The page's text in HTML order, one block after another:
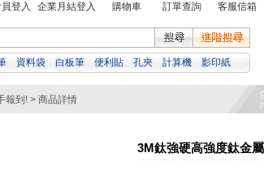
登入 企業月結登入 購物車 訂單查詢 客服信箱
資料袋 白板筆 便利貼 孔夾 計算機
影印紙
報到! > 商品詳情
3M鈦強硬高強度鈦金